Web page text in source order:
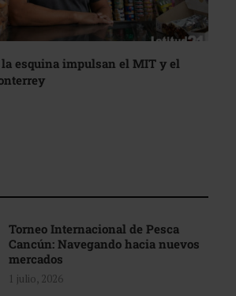
esquina impulsan el MIT y el
Torneo Internacional de Pesca
Cancún: Navegando hacia nuevos
mercados
1 julio, 2026